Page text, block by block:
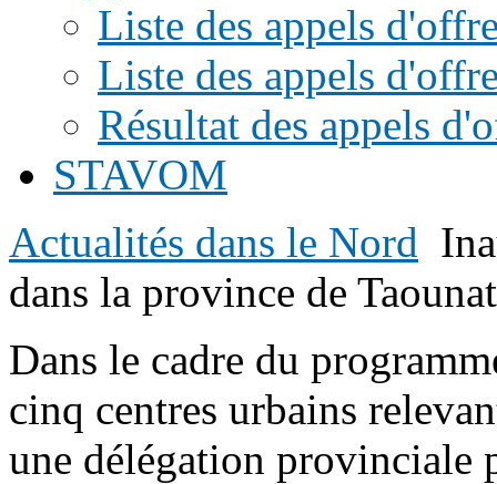
Liste des appels
Liste des appels
Résultat des appels
STAVOM
Actualités dans le Nord
dans la province de
Dans le cadre du
cinq centres urbains
une délégation provinciale